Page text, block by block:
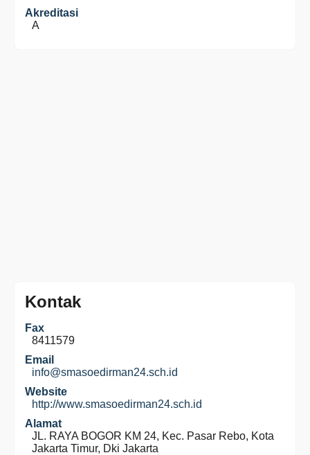
Akreditasi
A
Kontak
Fax
8411579
Email
info@smasoedirman24.sch.id
Website
http://www.smasoedirman24.sch.id
Alamat
JL. RAYA BOGOR KM 24, Kec. Pasar Rebo, Kota
Jakarta Timur, Dki Jakarta